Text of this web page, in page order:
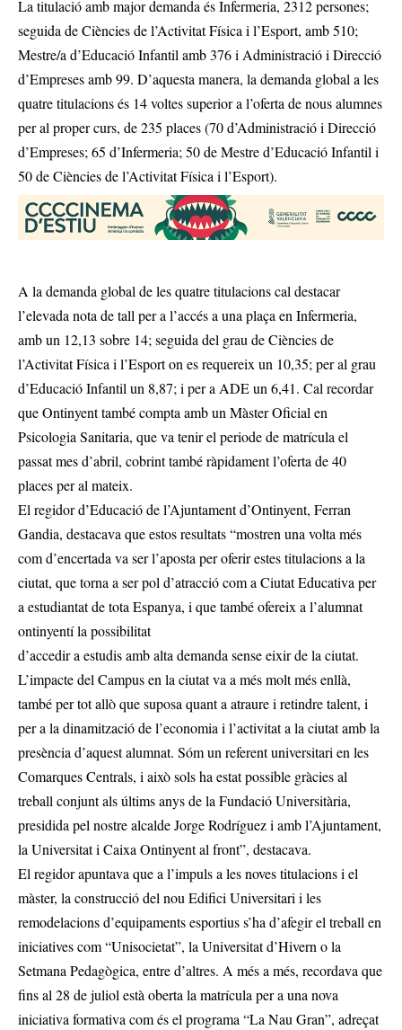
La titulació amb major demanda és Infermeria, 2312 persones;
seguida de Ciències de l’Activitat Física i l’Esport, amb 510;
Mestre/a d’Educació Infantil amb 376 i Administració i Direcció
d’Empreses amb 99. D’aquesta manera, la demanda global a les
quatre titulacions és 14 voltes superior a l’oferta de nous alumnes
per al proper curs, de 235 places (70 d’Administració i Direcció
d’Empreses; 65 d’Infermeria; 50 de Mestre d’Educació Infantil i
50 de Ciències de l’Activitat Física i l’Esport).
A la demanda global de les quatre titulacions cal destacar
l’elevada nota de tall per a l’accés a una plaça en Infermeria,
amb un 12,13 sobre 14; seguida del grau de Ciències de
l’Activitat Física i l’Esport on es requereix un 10,35; per al grau
d’Educació Infantil un 8,87; i per a ADE un 6,41. Cal recordar
que Ontinyent també compta amb un Màster Oficial en
Psicologia Sanitaria, que va tenir el periode de matrícula el
passat mes d’abril, cobrint també ràpidament l’oferta de 40
places per al mateix.
El regidor d’Educació de l’Ajuntament d’Ontinyent, Ferran
Gandia, destacava que estos resultats “mostren una volta més
com d’encertada va ser l’aposta per oferir estes titulacions a la
ciutat, que torna a ser pol d’atracció com a Ciutat Educativa per
a estudiantat de tota Espanya, i que també ofereix a l’alumnat
ontinyentí la possibilitat
d’accedir a estudis amb alta demanda sense eixir de la ciutat.
L’impacte del Campus en la ciutat va a més molt més enllà,
també per tot allò que suposa quant a atraure i retindre talent, i
per a la dinamització de l’economia i l’activitat a la ciutat amb la
presència d’aquest alumnat. Sóm un referent universitari en les
Comarques Centrals, i això sols ha estat possible gràcies al
treball conjunt als últims anys de la Fundació Universitària,
presidida pel nostre alcalde Jorge Rodríguez i amb l’Ajuntament,
la Universitat i Caixa Ontinyent al front”, destacava.
El regidor apuntava que a l’impuls a les noves titulacions i el
màster, la construcció del nou Edifici Universitari i les
remodelacions d’equipaments esportius s’ha d’afegir el treball en
iniciatives com “Unisocietat”, la Universitat d’Hivern o la
Setmana Pedagògica, entre d’altres. A més a més, recordava que
fins al 28 de juliol està oberta la matrícula per a una nova
iniciativa formativa com és el programa “La Nau Gran”, adreçat